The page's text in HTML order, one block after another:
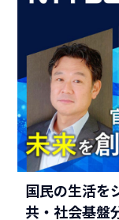
国民の生活を
共・社会基盤